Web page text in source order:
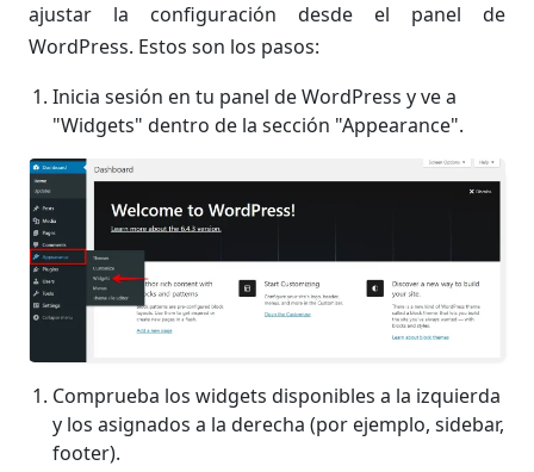
ajustar la configuración desde el panel de
WordPress. Estos son los pasos:
Inicia sesión en tu panel de WordPress y ve a
"Widgets" dentro de la sección "Appearance".
Comprueba los widgets disponibles a la izquierda
y los asignados a la derecha (por ejemplo, sidebar,
footer).